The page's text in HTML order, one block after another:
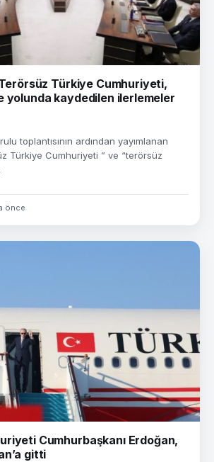
Türkiye Cumhuriyeti,
yolunda kaydedilen ilerlemeler
toplantısının ardından yayımlanan
Türkiye Cumhuriyeti ” ve “terörsüz
önce
Cumhurbaşkanı Erdoğan,
gitti